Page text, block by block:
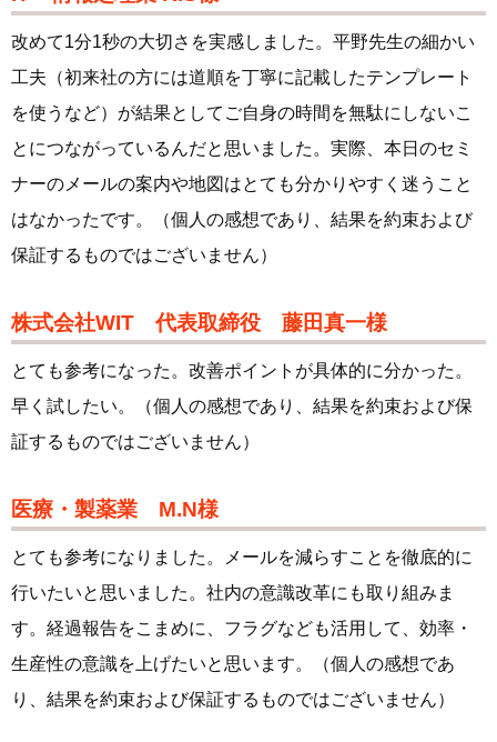
改めて1分1秒の大切さを実感しました。平野先生の細かい
工夫（初来社の方には道順を丁寧に記載したテンプレート
を使うなど）が結果としてご自身の時間を無駄にしないこ
とにつながっているんだと思いました。実際、本日のセミ
ナーのメールの案内や地図はとても分かりやすく迷うこと
はなかったです。（個人の感想であり、結果を約束および
保証するものではございません）
株式会社WIT 代表取締役 藤田真一様
とても参考になった。改善ポイントが具体的に分かった。
早く試したい。（個人の感想であり、結果を約束および保
証するものではございません）
医療・製薬業 M.N様
とても参考になりました。メールを減らすことを徹底的に
行いたいと思いました。社内の意識改革にも取り組みま
す。経過報告をこまめに、フラグなども活用して、効率・
生産性の意識を上げたいと思います。（個人の感想であ
り、結果を約束および保証するものではございません）